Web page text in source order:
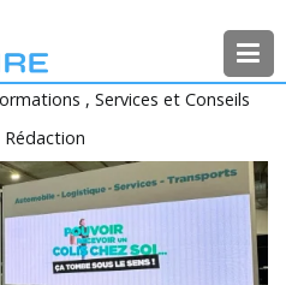
Services et Conseils
Rédaction